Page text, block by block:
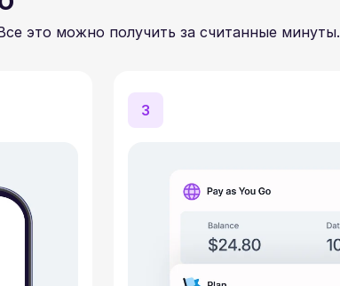
это можно получить за считанные минуты.
3